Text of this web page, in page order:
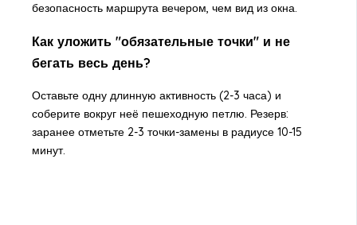
безопасность маршрута вечером, чем вид из окна.
Как уложить "обязательные точки" и не
бегать весь день?
Оставьте одну длинную активность (2-3 часа) и
соберите вокруг неё пешеходную петлю. Резерв:
заранее отметьте 2-3 точки-замены в радиусе 10-15
минут.